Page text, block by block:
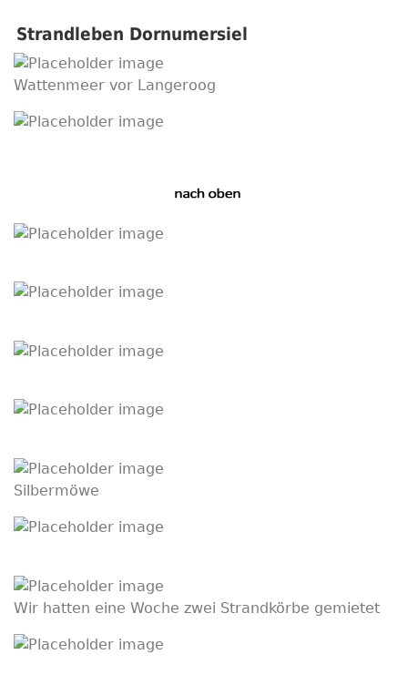
Strandleben Dornumersiel
Wattenmeer vor Langeroog
Silbermöwe
Wir hatten eine Woche zwei Strandkörbe gemietet